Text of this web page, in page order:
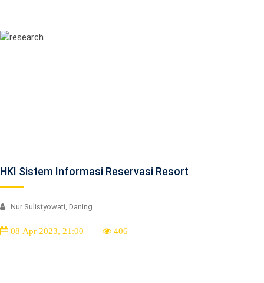
HKI Sistem Informasi Reservasi Resort
: Nur Sulistyowati, Daning
08 Apr 2023, 21:00 406